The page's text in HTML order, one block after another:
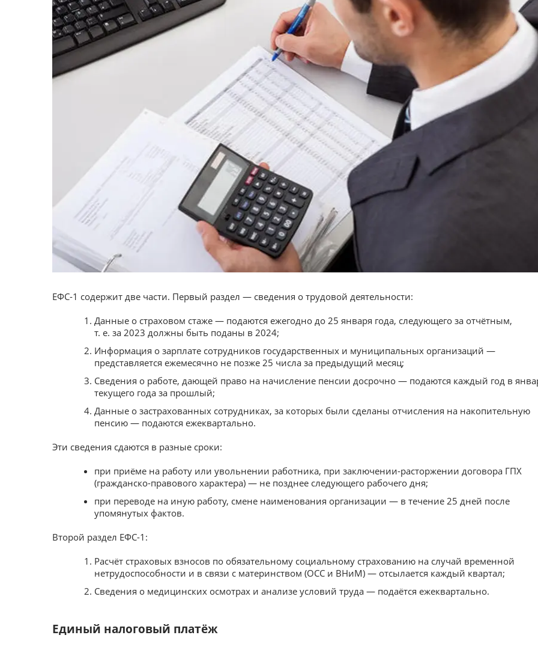
ЕФС-1 содержит две части. Первый раздел — сведения о трудовой деятельности:
Данные о страховом стаже — подаются ежегодно до 25 января года, следующего за отчётным,
т. е. за 2023 должны быть поданы в 2024;
Информация о зарплате сотрудников государственных и муниципальных организаций —
представляется ежемесячно не позже 25 числа за предыдущий месяц;
Сведения о работе, дающей право на начисление пенсии досрочно — подаются каждый год в
текущего года за прошлый;
Данные о застрахованных сотрудниках, за которых были сделаны отчисления на накопительную
пенсию — подаются ежеквартально.
Эти сведения сдаются в разные сроки:
при приёме на работу или увольнении работника, при заключении-расторжении договора ГПХ
(гражданско-правового характера) — не позднее следующего рабочего дня;
при переводе на иную работу, смене наименования организации — в течение 25 дней после
упомянутых фактов.
Второй раздел ЕФС-1:
Расчёт страховых взносов по обязательному социальному страхованию на случай временной
нетрудоспособности и в связи с материнством (ОСС и ВНиМ) — отсылается каждый квартал;
Сведения о медицинских осмотрах и анализе условий труда — подаётся ежеквартально.
Единый налоговый платёж